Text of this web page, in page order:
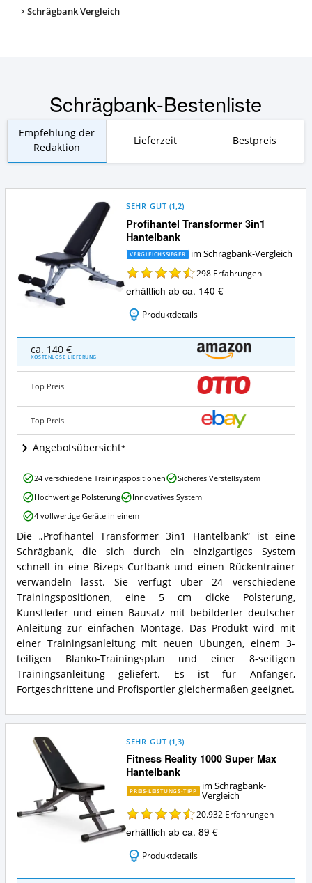
Schrägbank Vergleich
Schrägbank-Bestenliste
Empfehlung der
Redaktion
Lieferzeit Bestpreis
Profihantel Transformer 3in1
Hantelbank
SEHR GUT (1,2)
VERGLEICHSSIEGER im Schrägbank-Vergleich
298 Erfahrungen
erhältlich ab ca. 140 €
Produktdetails
Profihantel
Transformer
3in1
Hantelbank
Angebote:
Wo
diese
Schrägbank
erhältlich?
ca. 140 €
KOSTENLOSE LIEFERUNG
Top Preis
Top Preis
Angebotsübersicht
Profihantel
Transformer
3in1
Hantelbank
Zusammenfassung:
Was
bietet
diese
Schrägbank?
Die „Profihantel Transformer 3in1 Hantelbank“ ist eine
Schrägbank, die sich durch ein einzigartiges System
schnell in eine Bizeps-Curlbank und einen Rückentrainer
verwandeln lässt. Sie verfügt über 24 verschiedene
Trainingspositionen, eine 5 cm dicke Polsterung,
Kunstleder und einen Bausatz mit bebilderter deutscher
Anleitung zur einfachen Montage. Das Produkt wird mit
einer Trainingsanleitung mit neuen Übungen, einem 3-
teiligen Blanko-Trainingsplan und einer 8-seitigen
Trainingsanleitung geliefert. Es ist für Anfänger,
Fortgeschrittene und Profisportler gleichermaßen geeignet.
Profihantel
Transformer
3in1
Hantelbank
Vorteile:
Was
spricht
für
Schrägbank?
24 verschiedene Trainingspositionen
Sicheres Verstellsystem
Hochwertige Polsterung
Innovatives System
4 vollwertige Geräte in einem
Fitness Reality 1000 Super Max
Hantelbank
SEHR GUT (1,3)
PREIS-LEISTUNGS-TIPP
im Schrägbank-
Vergleich
20.932 Erfahrungen
erhältlich ab ca. 89 €
Produktdetails